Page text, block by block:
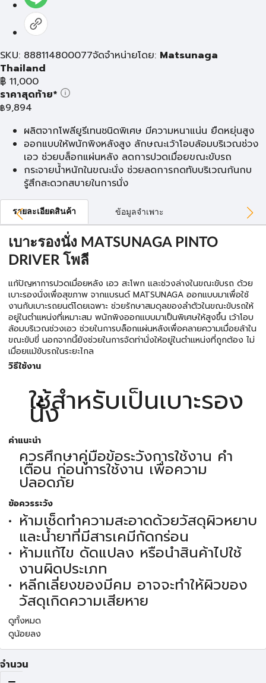
SKU: 888114800077จัดจำหน่ายโดย: Matsunaga
Thailand
฿ 11,000
ราคาสุดท้าย*
฿9,894
ผลิตจากโพลียูรีเทนชนิดพิเศษ มีความหนาแน่น ยืดหยุ่นสูง
ออกแบบให้พนักพิงหลังสูง ลักษณะเว้าโอบล้อมบริเวณช่วง
เอว ช่วยบล็อกแผ่นหลัง ลดการปวดเมื่อยขณะขับรถ
กระจายน้ำหนักในขณะนั่ง ช่วยลดการกดทับบริเวณก้นกบ
รู้สึกสะดวกสบายในการนั่ง
รายละเอียดสินค้า ข้อมูลจำเพาะ
เบาะรองนั่ง MATSUNAGA PINTO
DRIVER โพลี
แก้ปัญหาการปวดเมื่อยหลัง เอว สะโพก และช่วงล่างในขณะขับรถ ด้วย
เบาะรองนั่งเพื่อสุขภาพ จากแบรนด์ MATSUNAGA ออกแบบมาเพื่อใช้
งานกับเบาะรถยนต์โดยเฉพาะ ช่วยรักษาสมดุลของลำตัวในขณะขับรถให้
อยู่ในตำแหน่งที่เหมาะสม พนักพิงออกแบบมาเป็นพิเศษให้สูงขึ้น เว้าโอบ
ล้อมบริเวณช่วงเอว ช่วยในการบล็อกแผ่นหลังเพื่อคลายความเมื่อยล้าใน
ขณะขับขี่ นอกจากนี้ยังช่วยในการจัดท่านั่งให้อยู่ในตำแหน่งที่ถูกต้อง ไม่
เมื่อยแม้ขับรถในระยะไกล
วิธีใช้งาน
ใช้สำหรับเป็นเบาะรอง
นั่ง
คำแนะนำ
ควรศึกษาคู่มือข้อระวังการใช้งาน คำ
เตือน ก่อนการใช้งาน เพื่อความ
ปลอดภัย
ข้อควรระวัง
ห้ามเช็ดทำความสะอาดด้วยวัสดุผิวหยาบ
และน้ำยาที่มีสารเคมีกัดกร่อน
ห้ามแก้ไข ดัดแปลง หรือนำสินค้าไปใช้
งานผิดประเภท
หลีกเลี่ยงของมีคม อาจจะทำให้ผิวของ
วัสดุเกิดความเสียหาย
ดูทั้งหมด
ดูน้อยลง
จำนวน